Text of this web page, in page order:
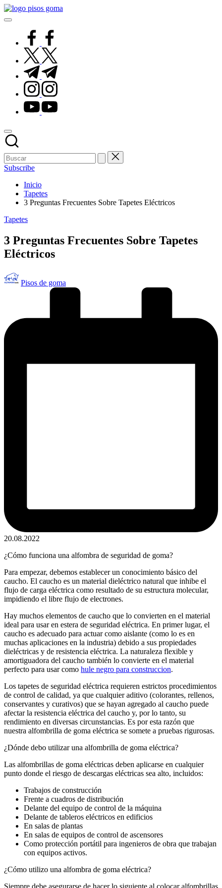
Saltar
al
facebook.com
twitter.com
t.me
instagram.com
youtube.com
Subscribe
Inicio
Tapetes
3 Preguntas Frecuentes Sobre Tapetes Eléctricos
Publicado
Tapetes
3 Preguntas Frecuentes Sobre Tapetes
Eléctricos
Publicado
por
Pisos de goma
20.08.2022
¿Cómo funciona una alfombra de seguridad de goma?
Para empezar, debemos establecer un conocimiento básico del
caucho. El caucho es un material dieléctrico natural que inhibe el
flujo de carga eléctrica como resultado de su estructura molecular,
impidiendo el libre flujo de electrones.
Hay muchos elementos de caucho que lo convierten en el material
ideal para usar en estera de seguridad eléctrica. En primer lugar, el
caucho es adecuado para actuar como aislante (como lo es en
muchas aplicaciones en la industria) debido a sus propiedades
dieléctricas y de resistencia eléctrica. La naturaleza flexible y
amortiguadora del caucho también lo convierte en el material
perfecto para usar como hule negro para construccion.
Los tapetes de seguridad eléctrica requieren estrictos procedimientos
de control de calidad, ya que cualquier aditivo (colorantes, rellenos,
conservantes y curativos) que se hayan agregado al caucho puede
afectar la resistencia eléctrica del caucho y, por lo tanto, su
rendimiento en diversas circunstancias. Es por esta razón que
nuestra alfombrilla de goma eléctrica se somete a pruebas rigurosas.
¿Dónde debo utilizar una alfombrilla de goma eléctrica?
Las alfombrillas de goma eléctricas deben aplicarse en cualquier
punto donde el riesgo de descargas eléctricas sea alto, incluidos:
Trabajos de construcción
Frente a cuadros de distribución
Delante del equipo de control de la máquina
Delante de tableros eléctricos en edificios
En salas de plantas
En salas de equipos de control de ascensores
Como protección portátil para ingenieros de obra que trabajan
con equipos activos.
¿Cómo utilizo una alfombra de goma eléctrica?
Siempre debe asegurarse de hacer lo siguiente al colocar alfombrillas